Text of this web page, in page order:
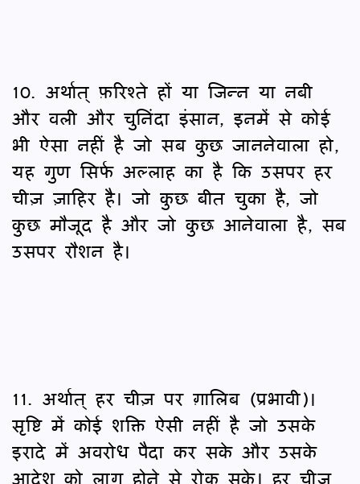
10. अर्थात् फ़रिश्ते हों या जिन्न या नबी
और वली और चुनिंदा इंसान, इनमें से कोई
भी ऐसा नहीं है जो सब कुछ जाननेवाला हो,
यह गुण सिर्फ अल्लाह का है कि उसपर हर
चीज़ ज़ाहिर है। जो कुछ बीत चुका है, जो
कुछ मौजूद है और जो कुछ आनेवाला है, सब
उसपर रौशन है।
11. अर्थात् हर चीज़ पर ग़ालिब (प्रभावी)।
सृष्टि में कोई शक्ति ऐसी नहीं है जो उसके
इरादे में अवरोध पैदा कर सके और उसके
आदेश को लागू होने से रोक सके। हर चीज़